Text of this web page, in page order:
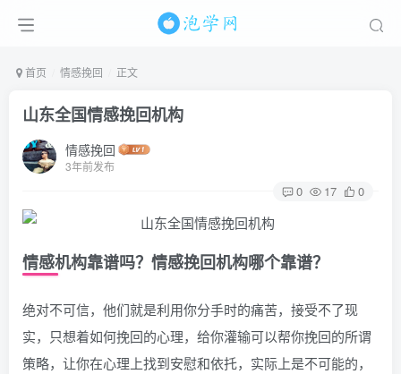
首页 情感挽回 正文
山东全国情感挽回机构
情感挽回
3年前发布
0 17 0
情感机构靠谱吗？情感挽回机构哪个靠谱？
绝对不可信，他们就是利用你分手时的痛苦，接受不了现
实，只想着如何挽回的心理，给你灌输可以帮你挽回的所谓
策略，让你在心理上找到安慰和依托，实际上是不可能的，